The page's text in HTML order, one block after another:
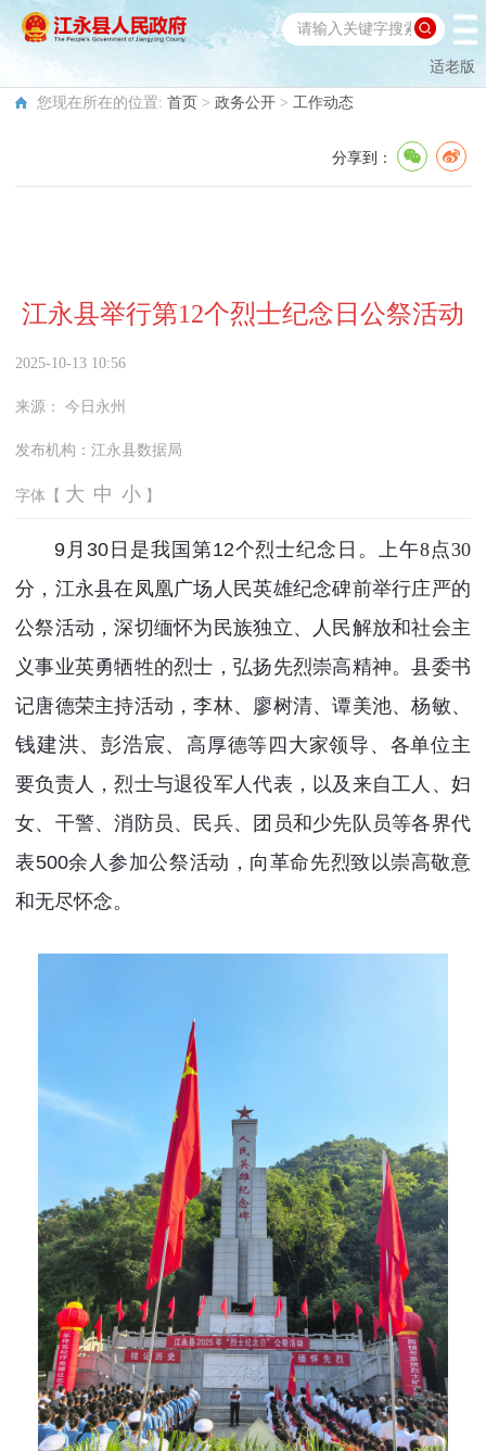
适老版
您现在所在的位置: 首页 > 政务公开 > 工作动态
分享到：
江永县举行第12个烈士纪念日公祭活动
2025-10-13 10:56
来源： 今日永州
发布机构： 江永县数据局
字体【 大 中 小 】
9月30日是我国第12个烈士纪念日。上午8点30
分， 江永县在凤凰广场人民英雄纪念碑前举行庄严的
公祭活动，深切缅怀为民族独立、人民解放和社会主
义事业英勇牺牲的烈士，弘扬先烈崇高精神。县委书
记唐德荣主持活动，李林、廖树清、谭美池、杨敏、
钱建洪、彭浩宸、 高厚德等四大家领导、各单位主
要负责人，烈士与退役军人代表，以及来自工人、妇
女、干警、消防员、民兵、团员和少先队员等各界代
表500余人参加公祭活动，向革命先烈致以崇高敬意
和无尽怀念。